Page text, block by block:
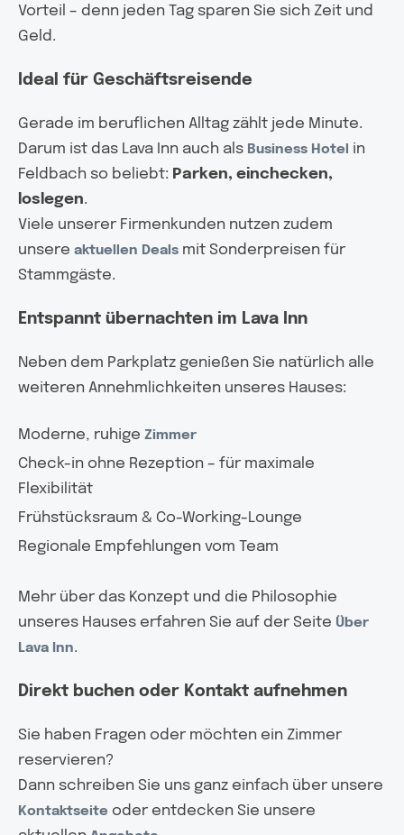
Vorteil – denn jeden Tag sparen Sie sich Zeit und
Geld.
Ideal für Geschäftsreisende
Gerade im beruflichen Alltag zählt jede Minute.
Darum ist das Lava Inn auch als Business Hotel
in
Feldbach so beliebt: Parken, einchecken,
loslegen.
Viele unserer Firmenkunden nutzen zudem
unsere aktuellen Deals mit Sonderpreisen für
Stammgäste.
Entspannt übernachten im Lava Inn
Neben dem Parkplatz genießen Sie natürlich alle
weiteren Annehmlichkeiten unseres Hauses:
Moderne, ruhige Zimmer
Check-in ohne Rezeption – für maximale
Flexibilität
Frühstücksraum & Co-Working-Lounge
Regionale Empfehlungen vom Team
Mehr über das Konzept und die Philosophie
unseres Hauses erfahren Sie auf der Seite Über
Lava Inn.
Direkt buchen oder Kontakt aufnehmen
Sie haben Fragen oder möchten ein Zimmer
reservieren?
Dann schreiben Sie uns ganz einfach über unsere
Kontaktseite oder entdecken Sie unsere